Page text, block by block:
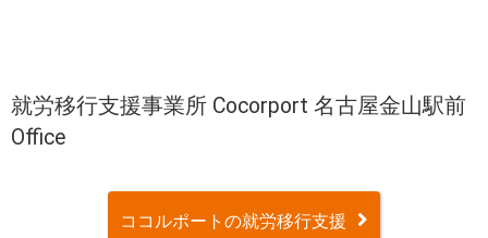
就労移行支援事業所 Cocorport 名古屋金山駅前
Office
ココルポートの就労移行支援